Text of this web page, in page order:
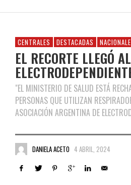
CENTRALES DESTACADAS
EL RECORTE LLEGÓ
"EL MINISTERIO DE SALUD ESTÁ
PERSONAS QUE UTILIZAN
ASOCIACIÓN ARGENTINA DE
DANIELA ACETO 4 ABRIL, 2024